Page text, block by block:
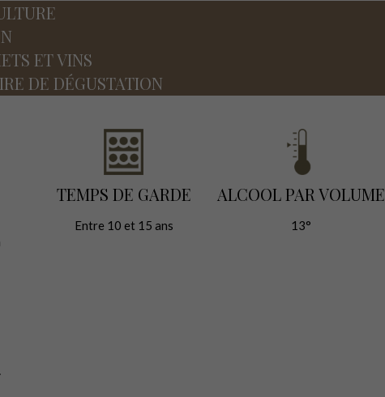
ET VINS
DE DÉGUSTATION
TEMPS DE GARDE
Entre 10 et 15 ans
ALCOOL PAR VOLUME
13°